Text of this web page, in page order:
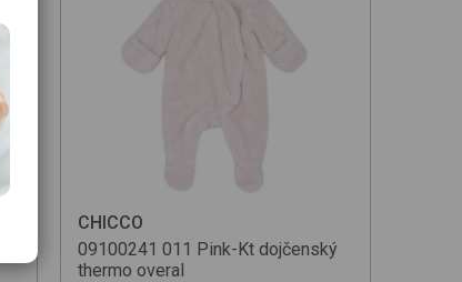
CHICCO
09100241 011 Pink-Kt dojčenský
thermo overal